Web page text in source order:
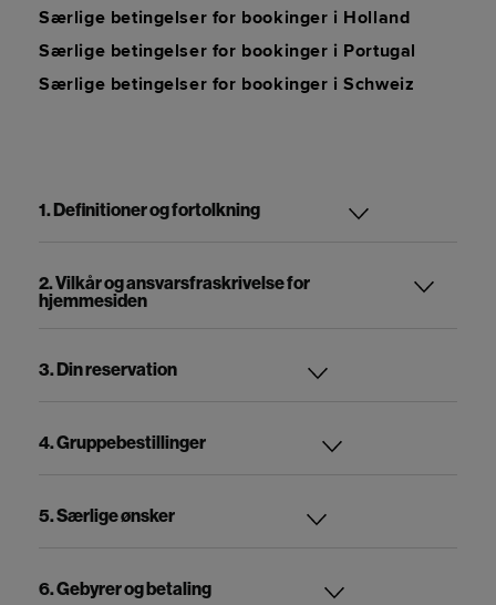
Særlige betingelser for bookinger i Holland
Særlige betingelser for bookinger i Portugal
Særlige betingelser for bookinger i Schweiz
1. Definitioner og fortolkning
2. Vilkår og ansvarsfraskrivelse for
hjemmesiden
3. Din reservation
4. Gruppebestillinger
5. Særlige ønsker
6. Gebyrer og betaling